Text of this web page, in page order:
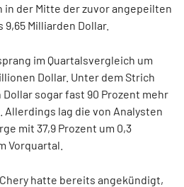
der Mitte der zuvor angepeilten
Milliarden Dollar.
im Quartalsvergleich um
Dollar. Unter dem Strich
sogar fast 90 Prozent mehr
Allerdings lag die von Analysten
mit 37,9 Prozent um 0,3
Vorquartal.
hatte bereits angekündigt,